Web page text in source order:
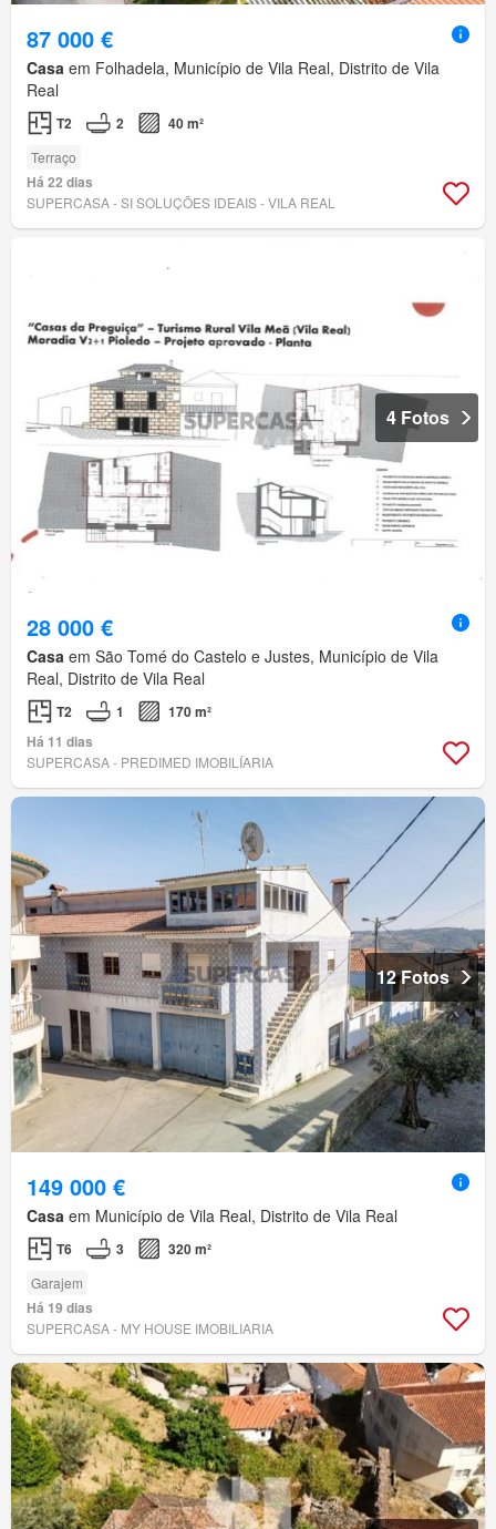
87 000 €
Casa em Folhadela, Município de Vila Real, Distrito de Vila
Real
T2 2 40 m²
Terraço
Há 22 dias
SUPERCASA - SI SOLUÇÕES IDEAIS - VILA REAL
4 Fotos
28 000 €
Casa em São Tomé do Castelo e Justes, Município de Vila
Real, Distrito de Vila Real
T2 1
170 m²
Há 11 dias
SUPERCASA - PREDIMED IMOBILÍARIA
12 Fotos
149 000 €
Casa em Município de Vila Real, Distrito de Vila Real
T6 3 320 m²
Garajem
Há 19 dias
SUPERCASA - MY HOUSE IMOBILIARIA